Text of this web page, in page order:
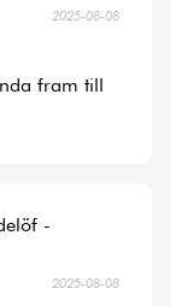
2025-08-08
fram till
-
2025-08-08